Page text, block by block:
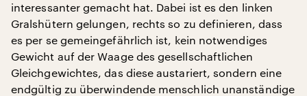
interessanter gemacht hat. Dabei ist es den linken
Gralshütern gelungen, rechts so zu definieren, dass
es per se gemeingefährlich ist, kein notwendiges
Gewicht auf der Waage des gesellschaftlichen
Gleichgewichtes, das diese austariert, sondern eine
endgültig zu überwindende menschlich unanständige